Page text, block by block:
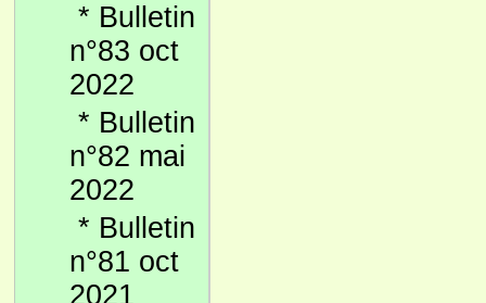
* Bulletin
n°83 oct
2022
* Bulletin
n°82 mai
2022
* Bulletin
n°81 oct
2021